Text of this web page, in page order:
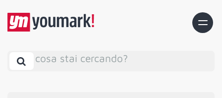
cosa stai cercando?